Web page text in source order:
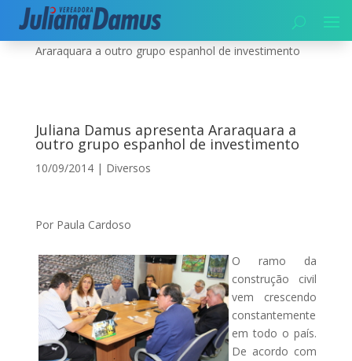
Início|Diversos|Juliana Damus apresenta
Araraquara a outro grupo espanhol de investimento
Juliana Damus apresenta Araraquara a
outro grupo espanhol de investimento
10/09/2014| Diversos
Por Paula Cardoso
O ramo da
construção civil
vem crescendo
constantemente
em todo o país.
De acordo com